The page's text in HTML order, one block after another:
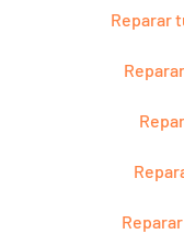
Reparar